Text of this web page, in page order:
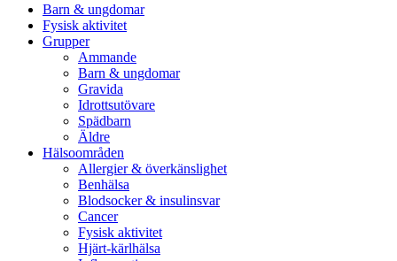
Barn & ungdomar
Fysisk aktivitet
Grupper
Ammande
Barn & ungdomar
Gravida
Idrottsutövare
Spädbarn
Äldre
Hälsoområden
Allergier & överkänslighet
Benhälsa
Blodsocker & insulinsvar
Cancer
Fysisk aktivitet
Hjärt-kärlhälsa